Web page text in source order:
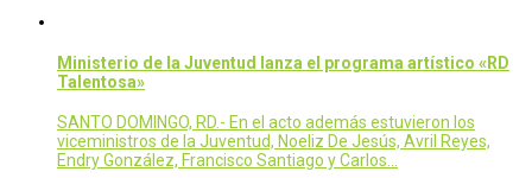
Ministerio de la Juventud lanza el programa artístico «RD
Talentosa»
SANTO DOMINGO, RD.- En el acto además estuvieron los
viceministros de la Juventud, Noeliz De Jesús, Avril Reyes,
Endry González, Francisco Santiago y Carlos…